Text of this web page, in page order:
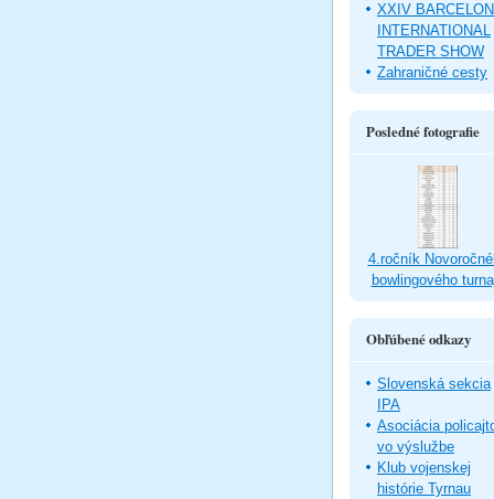
XXIV
INTERNATIONAL
TRADER SHOW
Zahraničné cesty
Posledné fotografie
4.ročník
bowlingového
Obľúbené odkazy
Slovenská sekcia
IPA
Asociácia
vo výslužbe
Klub vojenskej
histórie Tyrnau